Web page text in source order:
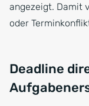
angezeigt. Damit
oder
Deadline